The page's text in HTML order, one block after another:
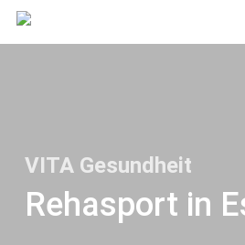
Skip
to
VITA Gesundheit
Rehasport in